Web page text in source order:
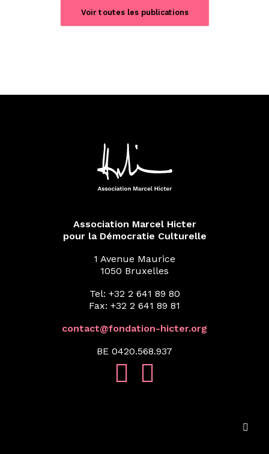
Voir toutes les publications
Association Marcel Hicter
pour la Démocratie Culturelle
1 Avenue Maurice
1050 Bruxelles
Tel: +32 2 641 89 80
Fax: +32 2 641 89 81
contact@fondation-hicter.org
BE 0420.568.937